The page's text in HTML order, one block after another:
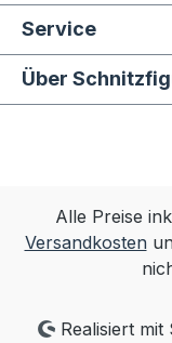
Service
Über
Alle Preise
Versandkosten
Realisiert